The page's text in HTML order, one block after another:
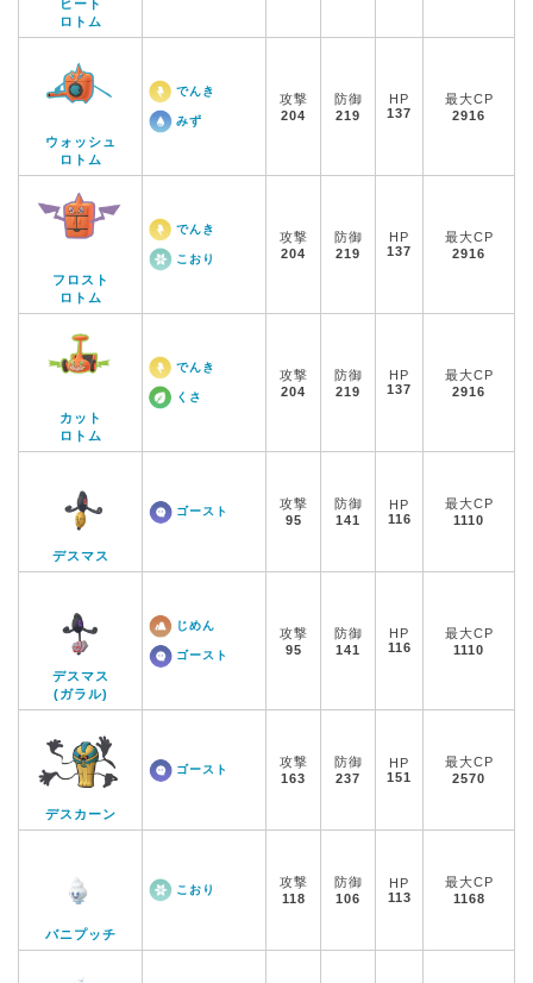
ヒート
ロトム
ウォッシュ
ロトム
でんき
みず
攻撃
204
防御
219
HP
137
最大CP
2916
フロスト
ロトム
でんき
こおり
攻撃
204
防御
219
HP
137
最大CP
2916
カット
ロトム
でんき
くさ
攻撃
204
防御
219
HP
137
最大CP
2916
デスマス
ゴースト
攻撃
95
防御
141
HP
116
最大CP
1110
デスマス
(ガラル)
じめん
ゴースト
攻撃
95
防御
141
HP
116
最大CP
1110
デスカーン
ゴースト
攻撃
163
防御
237
HP
151
最大CP
2570
バニプッチ
こおり
攻撃
118
防御
106
HP
113
最大CP
1168